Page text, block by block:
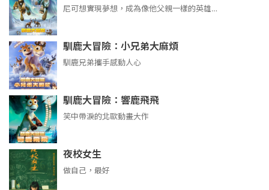
尼可想實現夢想，成為像他父親一樣的英雄…
馴鹿大冒險：小兄弟大麻煩
馴鹿兄弟攜手感動人心
馴鹿大冒險：響鹿飛飛
笑中帶淚的北歐動畫大作
夜校女生
做自己，最好